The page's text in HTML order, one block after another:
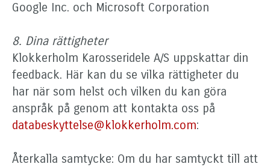
Google Inc. och Microsoft Corporation
8. Dina rättigheter
Klokkerholm Karosseridele A/S uppskattar din
feedback. Här kan du se vilka rättigheter du
har när som helst och vilken du kan göra
anspråk på genom att kontakta oss på
databeskyttelse@klokkerholm.com:
Återkalla samtycke: Om du har samtyckt till att